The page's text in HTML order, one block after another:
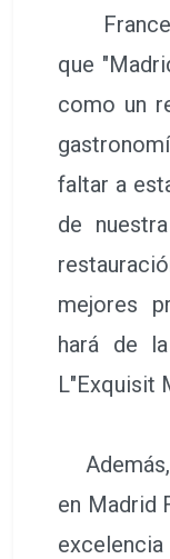
que
como un
faltar a
de
mejores
hará de
L"Exquisit
Además,
en Madrid